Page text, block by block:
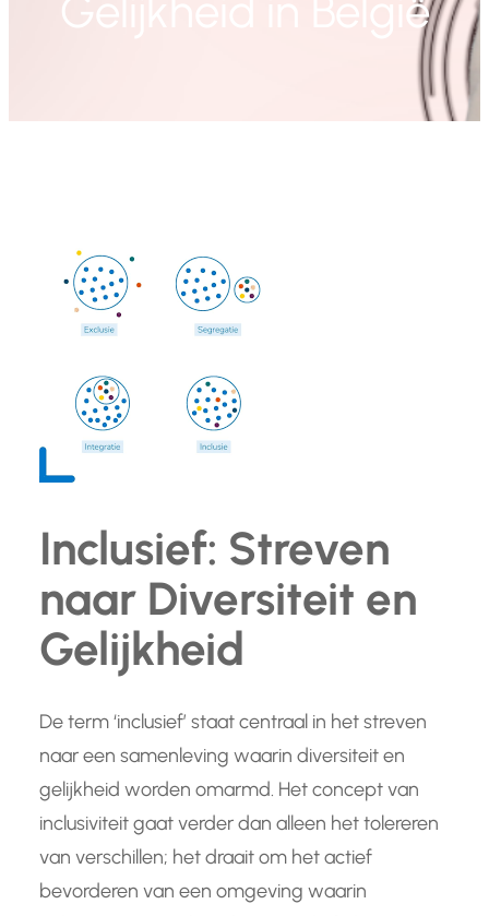
Inclusief: Streven
naar Diversiteit en
Gelijkheid
De term ‘inclusief’ staat centraal in het streven
naar een samenleving waarin diversiteit en
gelijkheid worden omarmd. Het concept van
inclusiviteit gaat verder dan alleen het tolereren
van verschillen; het draait om het actief
bevorderen van een omgeving waarin